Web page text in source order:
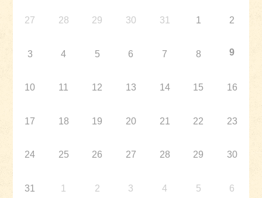
27 28 29 30 31 1 2
3 4 5 6 7 8 9
10 11 12 13 14 15 16
17 18 19 20 21 22 23
24 25 26 27 28 29 30
31 1 2 3 4 5 6